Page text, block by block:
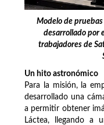
Modelo de
desarrollado por
trabajadores de
Un hito astronómico
Para la misión, la
desarrollado una
a permitir obtener
Láctea, llegando a